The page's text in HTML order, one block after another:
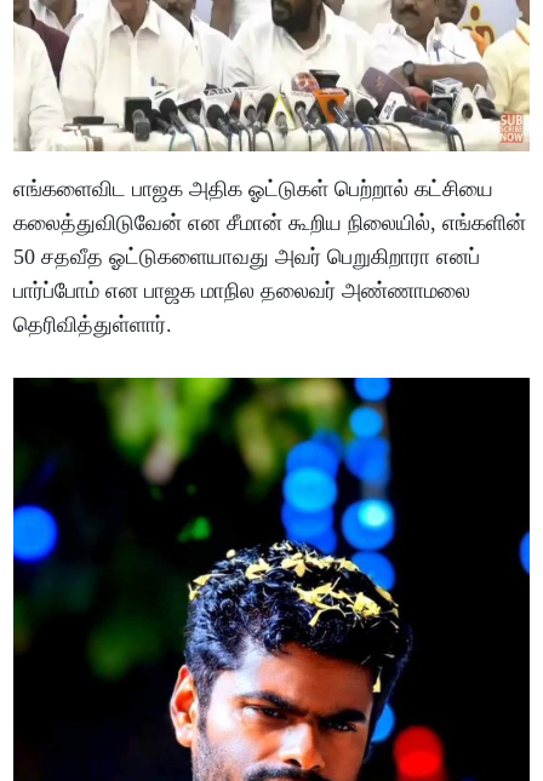
எங்களைவிட பாஜக அதிக ஓட்டுகள் பெற்றால் கட்சியை
கலைத்துவிடுவேன் என சீமான் கூறிய நிலையில், எங்களின்
50 சதவீத ஓட்டுகளையாவது அவர் பெறுகிறாரா எனப்
பார்ப்போம் என பாஜக மாநில தலைவர் அண்ணாமலை
தெரிவித்துள்ளார்.